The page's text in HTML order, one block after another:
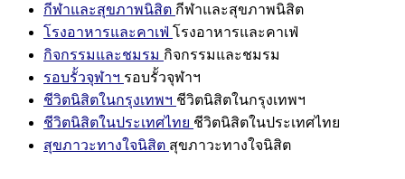
กีฬาและสุขภาพนิสิต กีฬาและสุขภาพนิสิต
โรงอาหารและคาเฟ่ โรงอาหารและคาเฟ่
กิจกรรมและชมรม กิจกรรมและชมรม
รอบรั้วจุฬาฯ รอบรั้วจุฬาฯ
ชีวิตนิสิตในกรุงเทพฯ ชีวิตนิสิตในกรุงเทพฯ
ชีวิตนิสิตในประเทศไทย ชีวิตนิสิตในประเทศไทย
สุขภาวะทางใจนิสิต สุขภาวะทางใจนิสิต